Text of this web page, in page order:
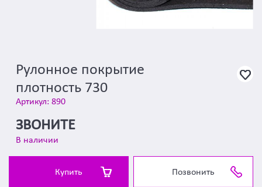
Рулонное покрытие
плотность 730
Артикул: 890
ЗВОНИТЕ
В наличии
Купить Позвонить